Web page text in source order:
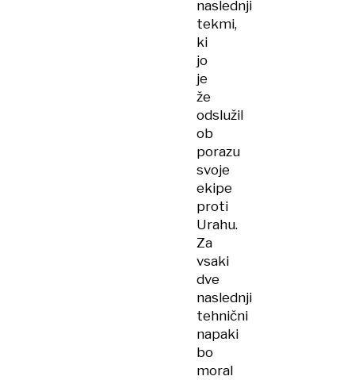
naslednji
tekmi,
ki
jo
je
že
odslužil
ob
porazu
svoje
ekipe
proti
Urahu.
Za
vsaki
dve
naslednji
tehnični
napaki
bo
moral